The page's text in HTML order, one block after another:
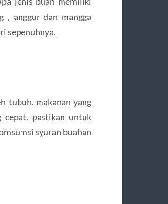
, anggur dan mangga
sepenuhnya.
tubuh. makanan yang
cepat. pastikan untuk
syuran buahan